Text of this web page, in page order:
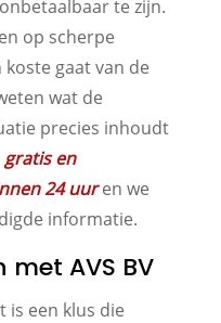
te zijn.
op scherpe
gaat van de
wat de
precies inhoudt
gratis en
24 uuren we
informatie.
AVS BV
is een klus die